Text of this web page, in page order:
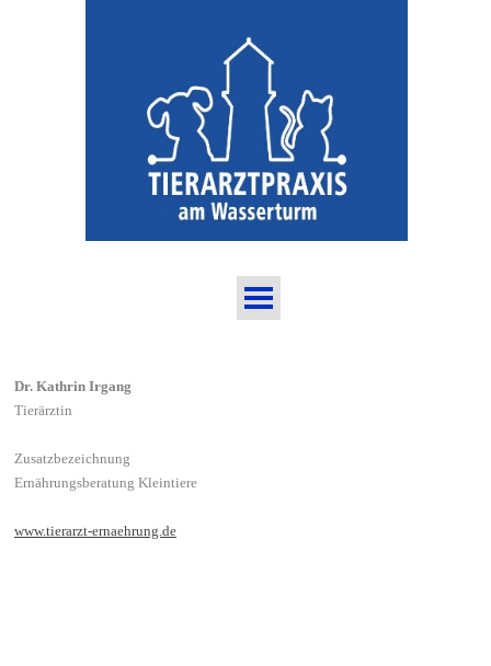
Dr. Kathrin Irgang
Tierärztin
Zusatzbezeichnung
Ernährungsberatung Kleintiere
www.tierarzt-ernaehrung.de